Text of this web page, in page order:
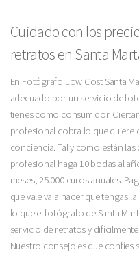
Cuidado con los
retratos en Santa
En Fotógrafo Low Cost Santa
adecuado por un servicio de
tienes como consumidor.
profesional cobra lo que quiere
conciencia. Tal y como están
profesional haga 10 bodas al
meses, 25.000 euros anuales.
que vale va a hacer que tengas
lo que el fotógrafo de Santa
servicio de retratos y
Nuestro consejo es que